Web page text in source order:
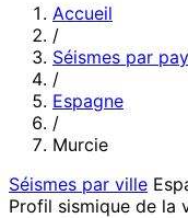
Accueil
/
Séismes par
/
Espagne
/
Murcie
Séismes par ville
Profil sismique de la